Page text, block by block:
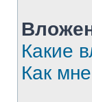
Какие
Как